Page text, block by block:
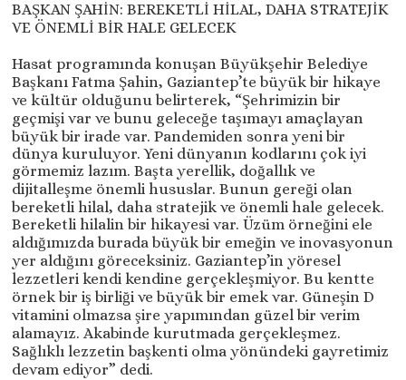
BAŞKAN ŞAHİN: BEREKETLİ HİLAL, DAHA STRATEJİK
VE ÖNEMLİ BİR HALE GELECEK
Hasat programında konuşan Büyükşehir Belediye
Başkanı Fatma Şahin, Gaziantep’te büyük bir hikaye
ve kültür olduğunu belirterek, “Şehrimizin bir
geçmişi var ve bunu geleceğe taşımayı amaçlayan
büyük bir irade var. Pandemiden sonra yeni bir
dünya kuruluyor. Yeni dünyanın kodlarını çok iyi
görmemiz lazım. Başta yerellik, doğallık ve
dijitalleşme önemli hususlar. Bunun gereği olan
bereketli hilal, daha stratejik ve önemli hale gelecek.
Bereketli hilalin bir hikayesi var. Üzüm örneğini ele
aldığımızda burada büyük bir emeğin ve inovasyonun
yer aldığını göreceksiniz. Gaziantep’in yöresel
lezzetleri kendi kendine gerçekleşmiyor. Bu kentte
örnek bir iş birliği ve büyük bir emek var. Güneşin D
vitamini olmazsa şire yapımından güzel bir verim
alamayız. Akabinde kurutmada gerçekleşmez.
Sağlıklı lezzetin başkenti olma yönündeki gayretimiz
devam ediyor” dedi.